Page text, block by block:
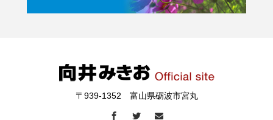
〒939-1352 富山県砺波市宮丸